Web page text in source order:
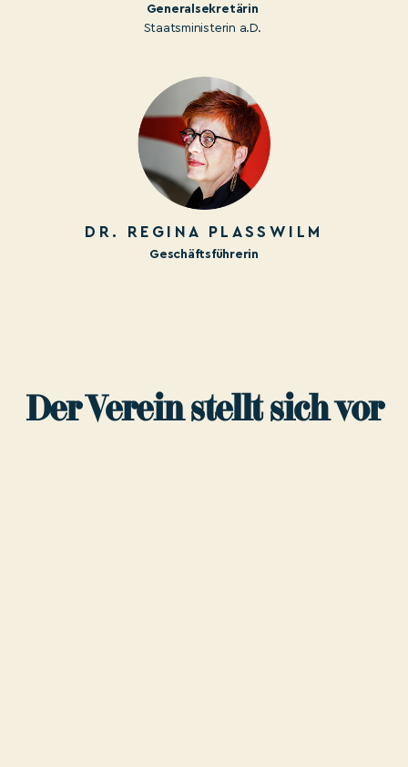
Generalsekretärin
Staatsministerin a.D.
DR. REGINA PLASSWILM
Geschäftsführerin
Der Verein stellt sich vor